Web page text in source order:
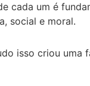
cada um é
social e moral.
isso criou uma